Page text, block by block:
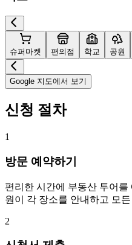
슈퍼마켓 편의점 학교 공원
Google 지도에서 보기
신청 절차
1
방문 예약하기
편리한 시간에 부동산 투어
원이 각 장소를 안내하고 모
2